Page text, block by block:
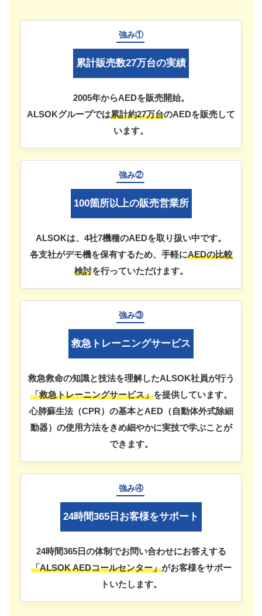
強み①
累計販売数27万台の実績
2005年からAEDを販売開始。
ALSOKグループでは累計約27万台のAEDを販売して
います。
強み②
100箇所以上の販売営業所
ALSOKは、4社7機種のAEDを取り扱い中です。
各支社がデモ機を保有するため、手軽にAEDの比較
検討を行っていただけます。
強み③
救急トレーニングサービス
救急救命の知識と技法を理解したALSOK社員が行う
「救急トレーニングサービス」を提供しています。
心肺蘇生法（CPR）の基本とAED（自動体外式除細
動器）の使用方法をきめ細やかに実技で学ぶことが
できます。
強み④
24時間365日お客様をサポート
24時間365日の体制でお問い合わせにお答えする
「ALSOK AEDコールセンター」がお客様をサポー
トいたします。